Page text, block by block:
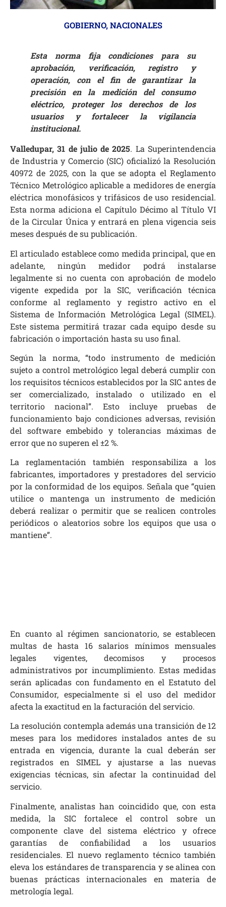
GOBIERNO,NACIONALES
Esta norma fija condiciones para su
aprobación, verificación, registro y
operación, con el fin de garantizar la
precisión en la medición del consumo
eléctrico, proteger los derechos de los
usuarios y fortalecer la vigilancia
institucional.
Valledupar, 31 de julio de 2025. La Superintendencia
de Industria y Comercio (SIC) oficializó la Resolución
40972 de 2025, con la que se adopta el Reglamento
Técnico Metrológico aplicable a medidores de energía
eléctrica monofásicos y trifásicos de uso residencial.
Esta norma adiciona el Capítulo Décimo al Título VI
de la Circular Única y entrará en plena vigencia seis
meses después de su publicación.
El articulado establece como medida principal, que en
adelante, ningún medidor podrá instalarse
legalmente si no cuenta con aprobación de modelo
vigente expedida por la SIC, verificación técnica
conforme al reglamento y registro activo en el
Sistema de Información Metrológica Legal (SIMEL).
Este sistema permitirá trazar cada equipo desde su
fabricación o importación hasta su uso final.
Según la norma, “todo instrumento de medición
sujeto a control metrológico legal deberá cumplir con
los requisitos técnicos establecidos por la SIC antes de
ser comercializado, instalado o utilizado en el
territorio nacional”. Esto incluye pruebas de
funcionamiento bajo condiciones adversas, revisión
del software embebido y tolerancias máximas de
error que no superen el ±2 %.
La reglamentación también responsabiliza a los
fabricantes, importadores y prestadores del servicio
por la conformidad de los equipos. Señala que “quien
utilice o mantenga un instrumento de medición
deberá realizar o permitir que se realicen controles
periódicos o aleatorios sobre los equipos que usa o
mantiene”.
En cuanto al régimen sancionatorio, se establecen
multas de hasta 16 salarios mínimos mensuales
legales vigentes, decomisos y procesos
administrativos por incumplimiento. Estas medidas
serán aplicadas con fundamento en el Estatuto del
Consumidor, especialmente si el uso del medidor
afecta la exactitud en la facturación del servicio.
La resolución contempla además una transición de 12
meses para los medidores instalados antes de su
entrada en vigencia, durante la cual deberán ser
registrados en SIMEL y ajustarse a las nuevas
exigencias técnicas, sin afectar la continuidad del
servicio.
Finalmente, analistas han coincidido que, con esta
medida, la SIC fortalece el control sobre un
componente clave del sistema eléctrico y ofrece
garantías de confiabilidad a los usuarios
residenciales. El nuevo reglamento técnico también
eleva los estándares de transparencia y se alinea con
buenas prácticas internacionales en materia de
metrología legal.